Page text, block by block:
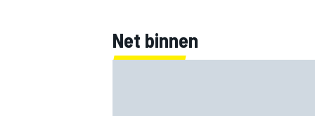
Net binnen